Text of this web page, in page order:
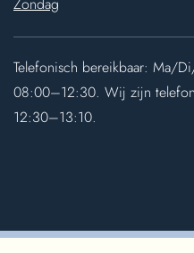
Telefonisch bereikbaar:
08:00–12:30. Wij zijn
12:30–13:10.